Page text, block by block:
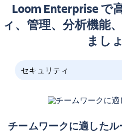
Loom Enterprise で
ィ、管理、分析機能
まし
セキュリティ
チームワークに適したル